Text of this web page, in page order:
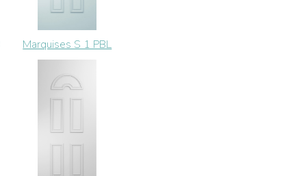
Marquises S 1 PBL